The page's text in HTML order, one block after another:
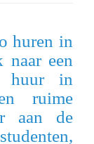
i
g
a
t
i
o
huren in
een
huur in
ruime
aan de